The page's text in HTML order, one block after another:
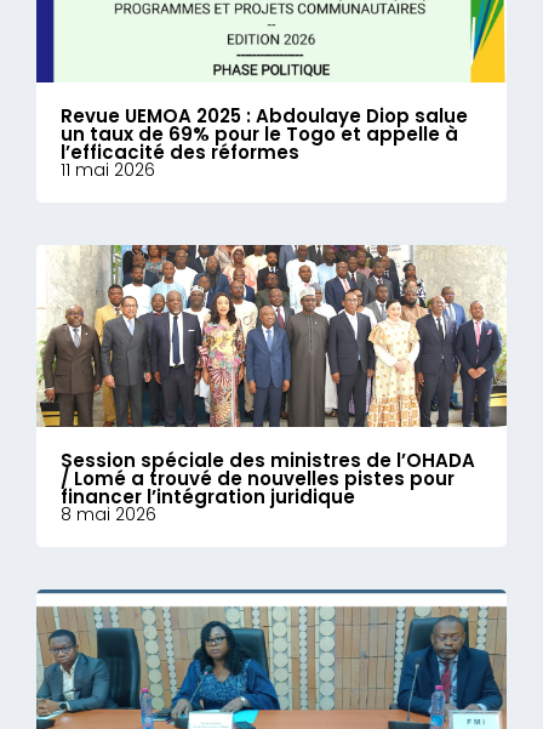
Revue UEMOA 2025 : Abdoulaye Diop salue
un taux de 69% pour le Togo et appelle à
l’efficacité des réformes
11 mai 2026
Session spéciale des ministres de l’OHADA
/ Lomé a trouvé de nouvelles pistes pour
financer l’intégration juridique
8 mai 2026